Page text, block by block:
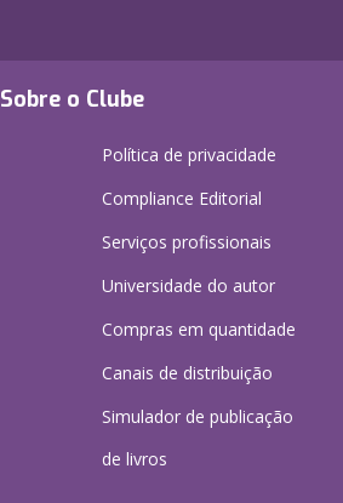
Sobre o Clube
Política de privacidade
Compliance Editorial
Serviços profissionais
Universidade do autor
Compras em quantidade
Canais de distribuição
Simulador de publicação
de livros